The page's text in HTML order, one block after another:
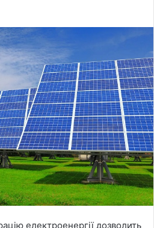
електроенергії дозволить